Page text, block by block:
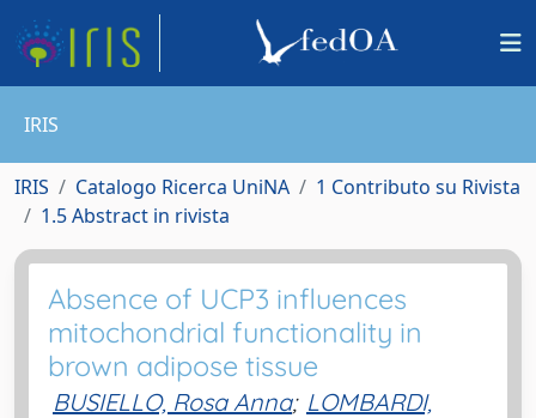
IRIS
IRIS Catalogo Ricerca UniNA
1 Contributo su Rivista
1.5 Abstract in rivista
Absence of UCP3 influences
mitochondrial functionality in
brown adipose tissue
BUSIELLO, Rosa Anna; LOMBARDI,